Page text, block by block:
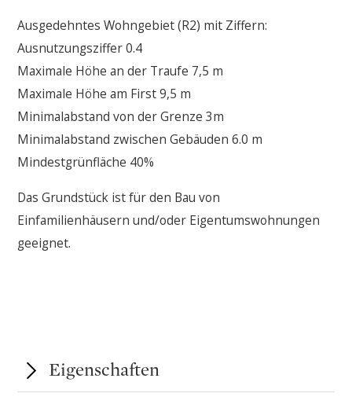
Ausgedehntes Wohngebiet (R2) mit Ziffern:
Ausnutzungsziffer 0.4
Maximale Höhe an der Traufe 7,5 m
Maximale Höhe am First 9,5 m
Minimalabstand von der Grenze 3m
Minimalabstand zwischen Gebäuden 6.0 m
Mindestgrünfläche 40%
Das Grundstück ist für den Bau von
Einfamilienhäusern und/oder Eigentumswohnungen
geeignet.
Eigenschaften